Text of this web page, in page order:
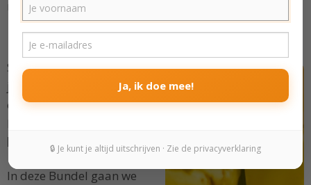
maken.
Maak je leven beter
Slechte gewoontes trekken
je naar beneden. Ze zorgen
ervoor dat je je doelen niet
levenskwaliteit
In deze Bundel gaan we
Ja, ik doe mee!
🔒 Je kunt je altijd uitschrijven · Zie de privacyverklaring